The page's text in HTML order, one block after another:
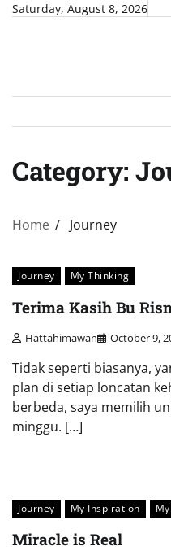
SkipSaturday, August 8, 2026
Category:
Home Journey
Journey My Thinking
Terima Kasih Bu
Hattahimawan October 9,
Tidak seperti biasanya,
plan di setiap loncatan
berbeda, saya memilih
minggu. […]
Journey My Inspiration
Miracle is Real